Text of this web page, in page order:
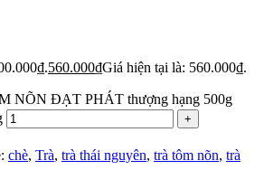
560.000₫Giá hiện tại là: 560.000₫.
NÕN ĐẠT PHÁT thượng hạng 500g
chè, Trà, trà thái nguyên, trà tôm nõn, trà